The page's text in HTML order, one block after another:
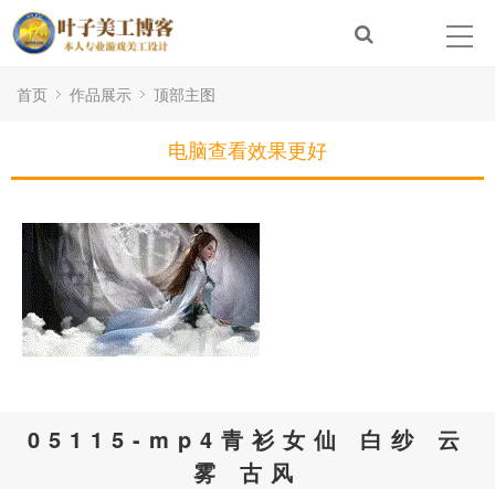
首页 作品展示 顶部主图
电脑查看效果更好
05115-mp4青衫女仙 白纱 云
雾 古风